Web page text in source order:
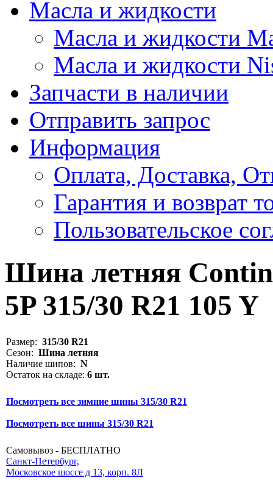
Масла и жидкости
Масла и жидкости
Масла и жидкости
Запчасти в наличии
Отправить запрос
Информация
Оплата, Доставка,
Гарантия и возврат
Пользовательское
Шина летняя
5P 315/30 R21 105 Y
Размер: 315/30 R21
Сезон: Шина летняя
Наличие шипов: N
Остаток на складе: 6 шт.
Посмотреть все зимние шины 315/30 R21
Посмотреть все шины 315/30 R21
Самовывоз - БЕСПЛАТНО
Санкт-Петербург,
Московское шоссе д 13, корп. 8Л